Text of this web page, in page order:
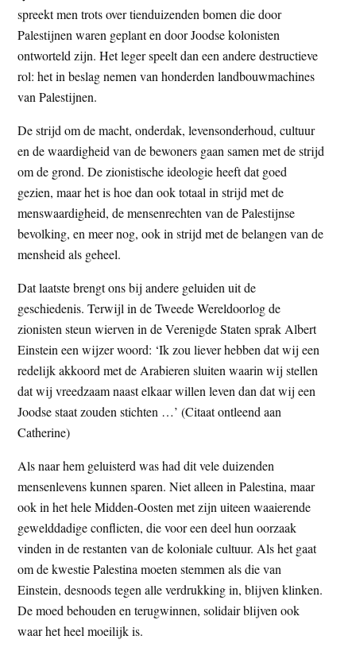
spreekt men trots over tienduizenden bomen die door
Palestijnen waren geplant en door Joodse kolonisten
ontworteld zijn. Het leger speelt dan een andere destructieve
rol: het in beslag nemen van honderden landbouwmachines
van Palestijnen.
De strijd om de macht, onderdak, levensonderhoud, cultuur
en de waardigheid van de bewoners gaan samen met de strijd
om de grond. De zionistische ideologie heeft dat goed
gezien, maar het is hoe dan ook totaal in strijd met de
menswaardigheid, de mensenrechten van de Palestijnse
bevolking, en meer nog, ook in strijd met de belangen van de
mensheid als geheel.
Dat laatste brengt ons bij andere geluiden uit de
geschiedenis. Terwijl in de Tweede Wereldoorlog de
zionisten steun wierven in de Verenigde Staten sprak Albert
Einstein een wijzer woord: ‘Ik zou liever hebben dat wij een
redelijk akkoord met de Arabieren sluiten waarin wij stellen
dat wij vreedzaam naast elkaar willen leven dan dat wij een
Joodse staat zouden stichten …’ (Citaat ontleend aan
Catherine)
Als naar hem geluisterd was had dit vele duizenden
mensenlevens kunnen sparen. Niet alleen in Palestina, maar
ook in het hele Midden-Oosten met zijn uiteen waaierende
gewelddadige conflicten, die voor een deel hun oorzaak
vinden in de restanten van de koloniale cultuur. Als het gaat
om de kwestie Palestina moeten stemmen als die van
Einstein, desnoods tegen alle verdrukking in, blijven klinken.
De moed behouden en terugwinnen, solidair blijven ook
waar het heel moeilijk is.